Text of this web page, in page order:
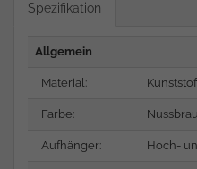
Spezifikation
Allgemein
Material:
Farbe:
Aufhänger: Hoch-